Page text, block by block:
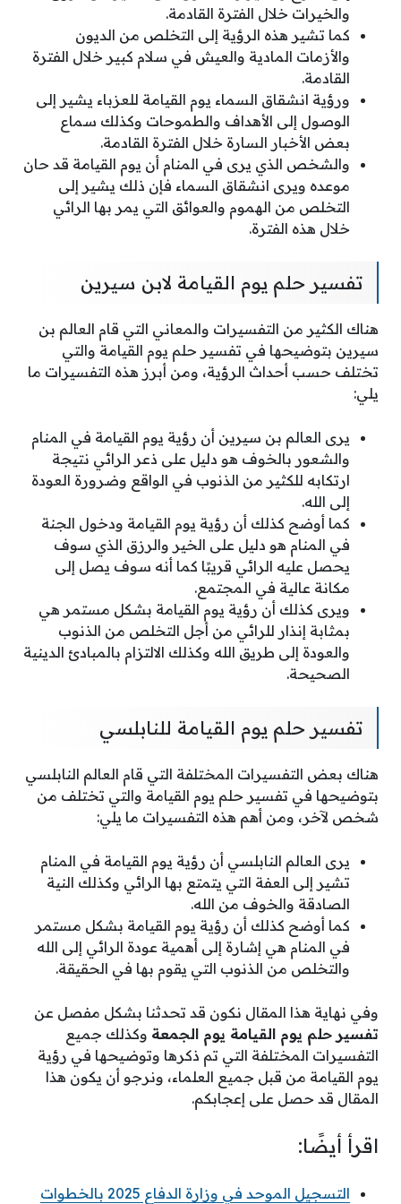
والخيرات خلال الفترة القادمة.
كما تشير هذه الرؤية إلى التخلص من الديون
والأزمات المادية والعيش في سلام كبير خلال الفترة
القادمة.
ورؤية انشقاق السماء يوم القيامة للعزباء يشير إلى
الوصول إلى الأهداف والطموحات وكذلك سماع
بعض الأخبار السارة خلال الفترة القادمة.
والشخص الذي يرى في المنام أن يوم القيامة قد حان
موعده ويرى انشقاق السماء فإن ذلك يشير إلى
التخلص من الهموم والعوائق التي يمر بها الرائي
خلال هذه الفترة.
تفسير حلم يوم القيامة لابن سيرين
هناك الكثير من التفسيرات والمعاني التي قام العالم بن
سيرين بتوضيحها في تفسير حلم يوم القيامة والتي
تختلف حسب أحداث الرؤية، ومن أبرز هذه التفسيرات ما
يلي:
يرى العالم بن سيرين أن رؤية يوم القيامة في المنام
والشعور بالخوف هو دليل على ذعر الرائي نتيجة
ارتكابه للكثير من الذنوب في الواقع وضرورة العودة
إلى الله.
كما أوضح كذلك أن رؤية يوم القيامة ودخول الجنة
في المنام هو دليل على الخير والرزق الذي سوف
يحصل عليه الرائي قريبًا كما أنه سوف يصل إلى
مكانة عالية في المجتمع.
ويرى كذلك أن رؤية يوم القيامة بشكل مستمر هي
بمثابة إنذار للرائي من أجل التخلص من الذنوب
والعودة إلى طريق الله وكذلك الالتزام بالمبادئ الدينية
الصحيحة.
تفسير حلم يوم القيامة للنابلسي
هناك بعض التفسيرات المختلفة التي قام العالم النابلسي
بتوضيحها في تفسير حلم يوم القيامة والتي تختلف من
شخص لآخر، ومن أهم هذه التفسيرات ما يلي:
يرى العالم النابلسي أن رؤية يوم القيامة في المنام
تشير إلى العفة التي يتمتع بها الرائي وكذلك النية
الصادقة والخوف من الله.
كما أوضح كذلك أن رؤية يوم القيامة بشكل مستمر
في المنام هي إشارة إلى أهمية عودة الرائي إلى الله
والتخلص من الذنوب التي يقوم بها في الحقيقة.
وفي نهاية هذا المقال نكون قد تحدثنا بشكل مفصل عن
تفسير حلم يوم القيامة يوم الجمعة وكذلك جميع
التفسيرات المختلفة التي تم ذكرها وتوضيحها في رؤية
يوم القيامة من قبل جميع العلماء، ونرجو أن يكون هذا
المقال قد حصل على إعجابكم.
اقرأ أيضًا:
التسجيل الموحد في وزارة الدفاع 2025 بالخطوات